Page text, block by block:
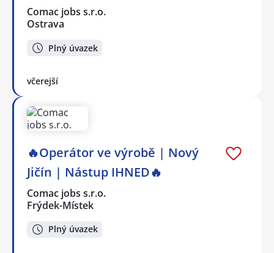
Comac jobs s.r.o.
Ostrava
Plný úvazek
včerejší
🔥Operátor ve výrobě | Nový
Jičín | Nástup IHNED🔥
Comac jobs s.r.o.
Frýdek-Místek
Plný úvazek